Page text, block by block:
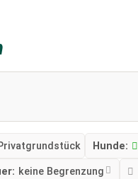
Hunde:
keine Begrenzung